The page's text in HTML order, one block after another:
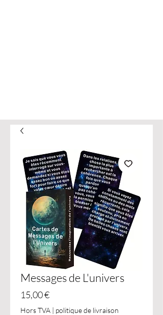
Messages de L'univers
15,00 €Prix
Hors TVA | politique de livraison